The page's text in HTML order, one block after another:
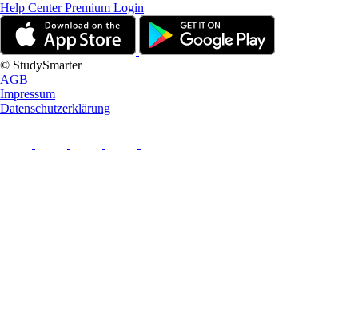
Help CenterPremium Login
© StudySmarter
AGB
Impressum
Datenschutzerklärung